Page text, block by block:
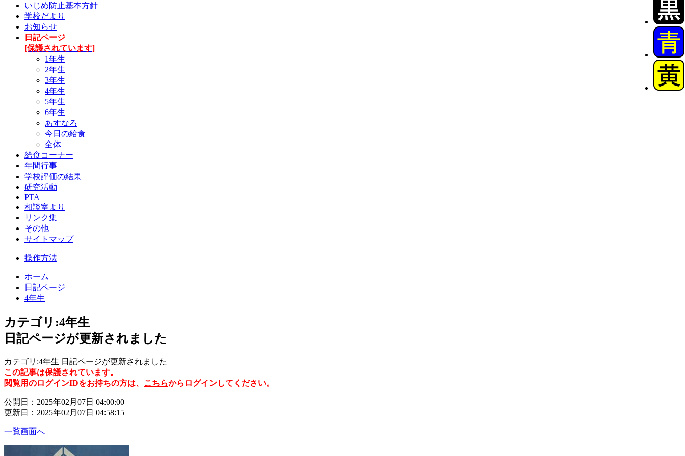
いじめ防止基本方針
学校だより
お知らせ
日記ページ
[保護されています]
1年生
2年生
3年生
4年生
5年生
6年生
あすなろ
今日の給食
全体
給食コーナー
年間行事
学校評価の結果
研究活動
PTA
相談室より
リンク集
その他
サイトマップ
操作方法
ホーム
日記ページ
4年生
カテゴリ:4年生
日記ページが更新されました
カテゴリ:4年生 日記ページが更新されました
この記事は保護されています。
閲覧用のログインIDをお持ちの方は、 こちらからログインしてください。
公開日：2025年02月07日 04:00:00
更新日：2025年02月07日 04:58:15
一覧画面へ